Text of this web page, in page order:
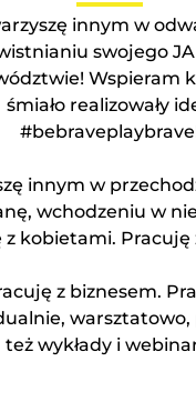
innym w
swojego
Wspieram
śmiało realizowały
innym w
wchodzeniu w
z kobietami. Pracuję
z biznesem.
warsztatowo,
też wykłady i